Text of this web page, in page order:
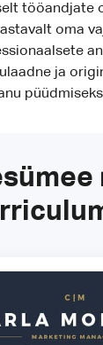
tööandjate
oma
ja